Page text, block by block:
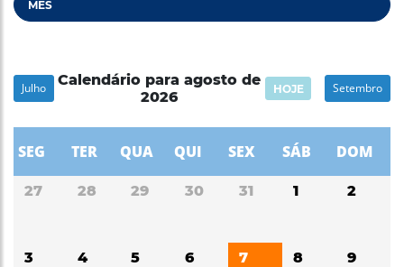
Julho
Calendário para agosto de
2026
HOJE Setembro
27 28 29 30 31 1 2
3 4 5 6 7 8 9